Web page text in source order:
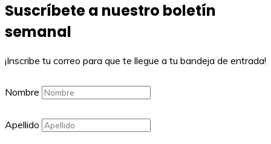
Suscríbete a nuestro boletín
semanal
¡Inscribe tu correo para que te llegue a tu bandeja de entrada!
Nombre
Apellido